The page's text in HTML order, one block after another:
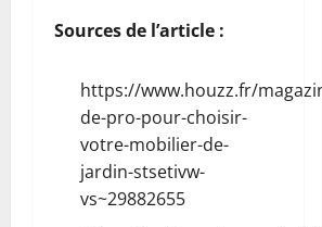
Sources de l’article :
https://www.houzz.fr/
de-pro-pour-choisir-
votre-mobilier-de-
jardin-stsetivw-
vs~29882655